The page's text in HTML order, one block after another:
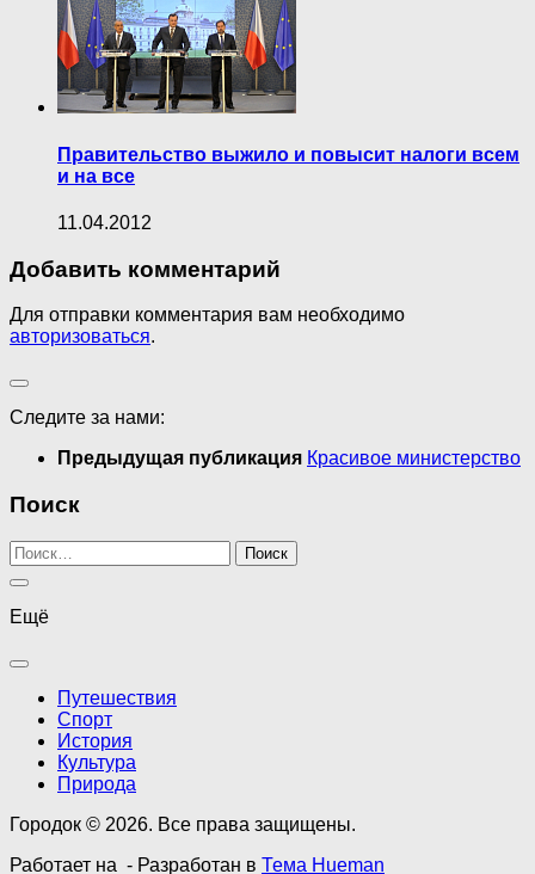
Правительство выжило и повысит налоги всем
и на все
11.04.2012
Добавить комментарий
Для отправки комментария вам необходимо
авторизоваться.
Следите за нами:
Предыдущая публикация Красивое министерство
Поиск
Найти:
Ещё
Путешествия
Спорт
История
Культура
Природа
Городок © 2026. Все права защищены.
Работает на - Разработан в Тема Hueman